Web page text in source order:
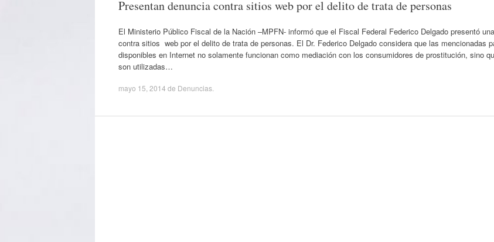
Presentan denuncia contra sitios web por el delito de trata de personas
El Ministerio Público Fiscal de la Nación –MPFN- informó que el Fiscal Federal Federico Delgado presentó
contra sitios web por el delito de trata de personas. El Dr. Federico Delgado considera que las mencionadas
disponibles en Internet no solamente funcionan como mediación con los consumidores de prostitución, sino
son utilizadas…
mayo 15, 2014 de Denuncias